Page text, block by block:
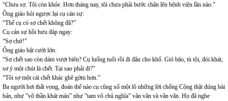
“Chưa sợ. Tôi còn khỏe. Hơn tháng nay, tôi chưa phải bước chân lên bệnh viện lần nào.”
Ông giáo hỏi ngược lại cụ cán sự:
“Thế cụ có sợ chết không đã?”
Cụ cán sự hồi hưu đáp ngay:
“Sợ chứ!”
Ông giáo bật cười lớn:
“Sợ chết sao còn dám vượt biên? Cụ luống tuổi rồi đi đâu cho khổ. Gió bão, tù tội, đói khát,
sơ ý một chút là chết. Tại sao phải đi?”
“Tôi sợ một cái chết khác ghê gớm hơn.”
Ba người hơi thất vọng, đoán thế nào cụ cũng xổ một lô những lời chống Cộng thật đúng bài
bản, như ”vô thần khát máu” như ”tam vô chủ nghĩa” vân vân và vân vân. Họ đã nghe